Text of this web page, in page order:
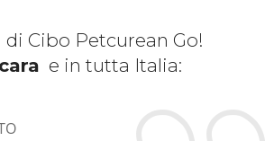
Cibo Petcurean Go!
e in tutta Italia: